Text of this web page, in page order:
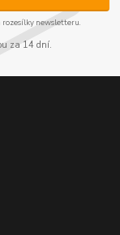
rozesílky newsletteru.
za 14 dní.